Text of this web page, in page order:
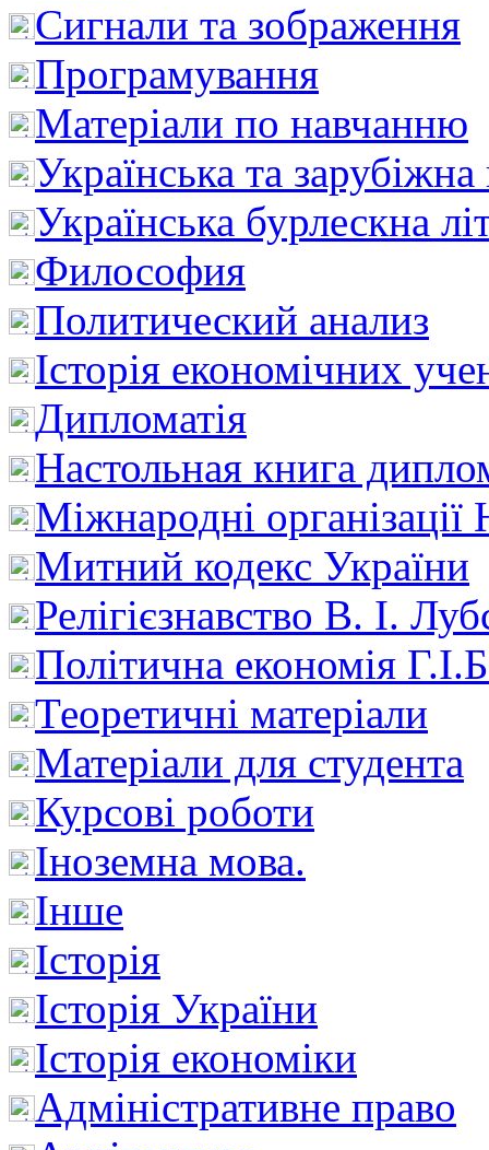
Сигнали та зображення
Програмування
Матеріали по навчанню
Українська та зарубіжна
Українська бурлескна
Философия
Политический анализ
Історія економічних
Дипломатія
Настольная книга
Міжнародні
Митний кодекс України
Релігієзнавство В. І.
Політична економія
Теоретичні матеріали
Матеріали для студента
Курсові роботи
Іноземна мова.
Інше
Історія
Історія України
Історія економіки
Адміністративне право